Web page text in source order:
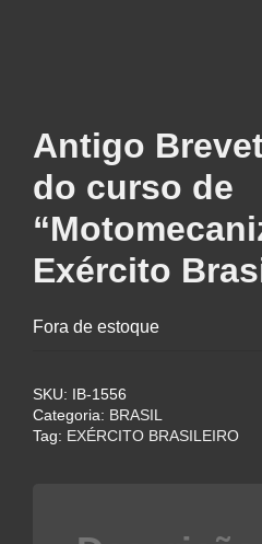
Antigo
do curso de
Exército
Fora de estoque
SKU:
IB-1556
Categoria: BRASIL
Tag: EXÉRCITO BRASILEIRO